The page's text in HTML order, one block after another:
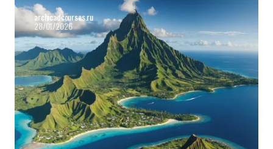
archicadcourses.ru
28/01/2026